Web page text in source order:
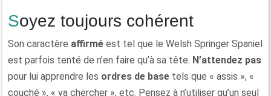
Soyez toujours cohérent
Son caractère affirmé est tel que le Welsh Springer Spaniel
est parfois tenté de n’en faire qu’à sa tête. N’attendez pas
pour lui apprendre les ordres de base tels que « assis », «
couché », « va chercher », etc. Pensez à n’utiliser qu’un seul